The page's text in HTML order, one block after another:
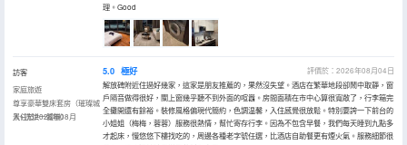
理。Good
訪客
家庭旅遊
尊享豪華雙床套房（璀璨城
景+洗烘一體機）
入住於2026年08月
5.0 極好
評價於：2026年08月04日
解放碑附近住過好幾家，這家是朋友推薦的，果然沒失望。酒店在繁華地段卻鬧中取靜，窗
戶隔音做得很好，關上窗幾乎聽不到外面的喧囂。房間面積在市中心算很寬敞了，行李箱完
全攤開還有餘裕。裝修風格偏現代簡約，色調温馨，入住感覺很放鬆。特別要誇一下前台的
小姐姐（梅梅，蓉蓉）服務很熱情，幫忙寄存行李。因為不包含早餐，我們每天睡到九點多
才起床，慢悠悠下樓找吃的，周邊各種老字號任選，比酒店自助餐更有煙火氣。服務細節很